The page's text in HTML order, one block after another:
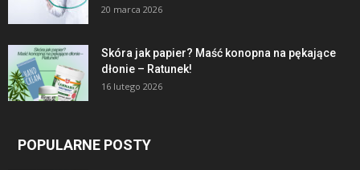
20 marca 2026
Skóra jak papier? Maść konopna na pękające
dłonie – Ratunek!
16 lutego 2026
POPULARNE POSTY